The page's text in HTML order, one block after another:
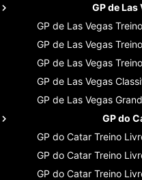
GP de Las
GP de Las Vegas
GP de Las Vegas
GP de Las Vegas
GP de Las Vegas
GP de Las Vegas
GP do
GP do Catar Treino
GP do Catar Treino
GP do Catar Treino